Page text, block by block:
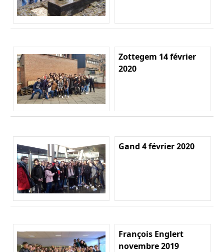
Zottegem 14 février
2020
Gand 4 février 2020
François Englert
novembre 2019